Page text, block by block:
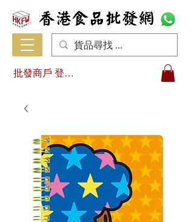
批發商戶 登入/註冊